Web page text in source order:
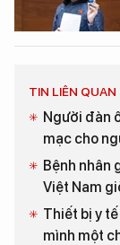
TIN LIÊN QUAN
Người đàn
mạc cho
Bệnh nhân
Việt Nam
Thiết bị y
mình một